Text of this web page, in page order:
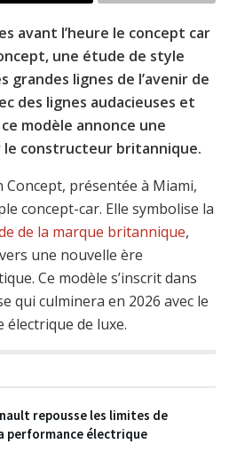
avant l’heure le concept car
une étude de style
grandes lignes de l’avenir de
des lignes audacieuses et
modèle annonce une
constructeur britannique.
Concept, présentée à Miami,
concept-car. Elle symbolise la
de la marque britannique,
une nouvelle ère
Ce modèle s’inscrit dans
qui culminera en 2026 avec le
électrique de luxe.
repousse les limites de
performance électrique